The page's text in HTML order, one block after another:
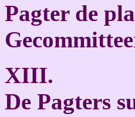
Pagter de
XIII.
De Pagters